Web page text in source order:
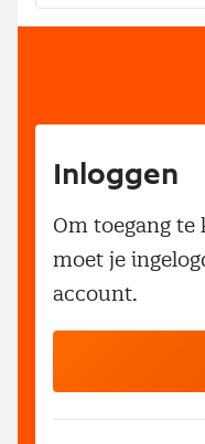
Inloggen
Om toegang
moet je
account.